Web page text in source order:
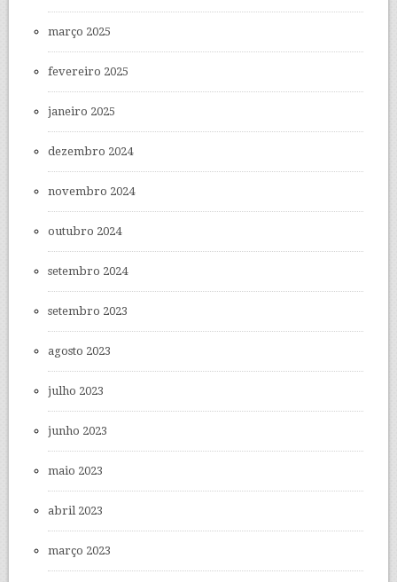
março 2025
fevereiro 2025
janeiro 2025
dezembro 2024
novembro 2024
outubro 2024
setembro 2024
setembro 2023
agosto 2023
julho 2023
junho 2023
maio 2023
abril 2023
março 2023